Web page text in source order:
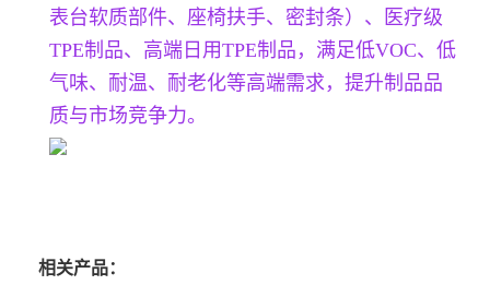
表台软质部件、座椅扶手、密封条）、医疗级
TPE制品、高端日用TPE制品，满足低VOC、低
气味、耐温、耐老化等高端需求，提升制品品
质与市场竞争力。
相关产品：